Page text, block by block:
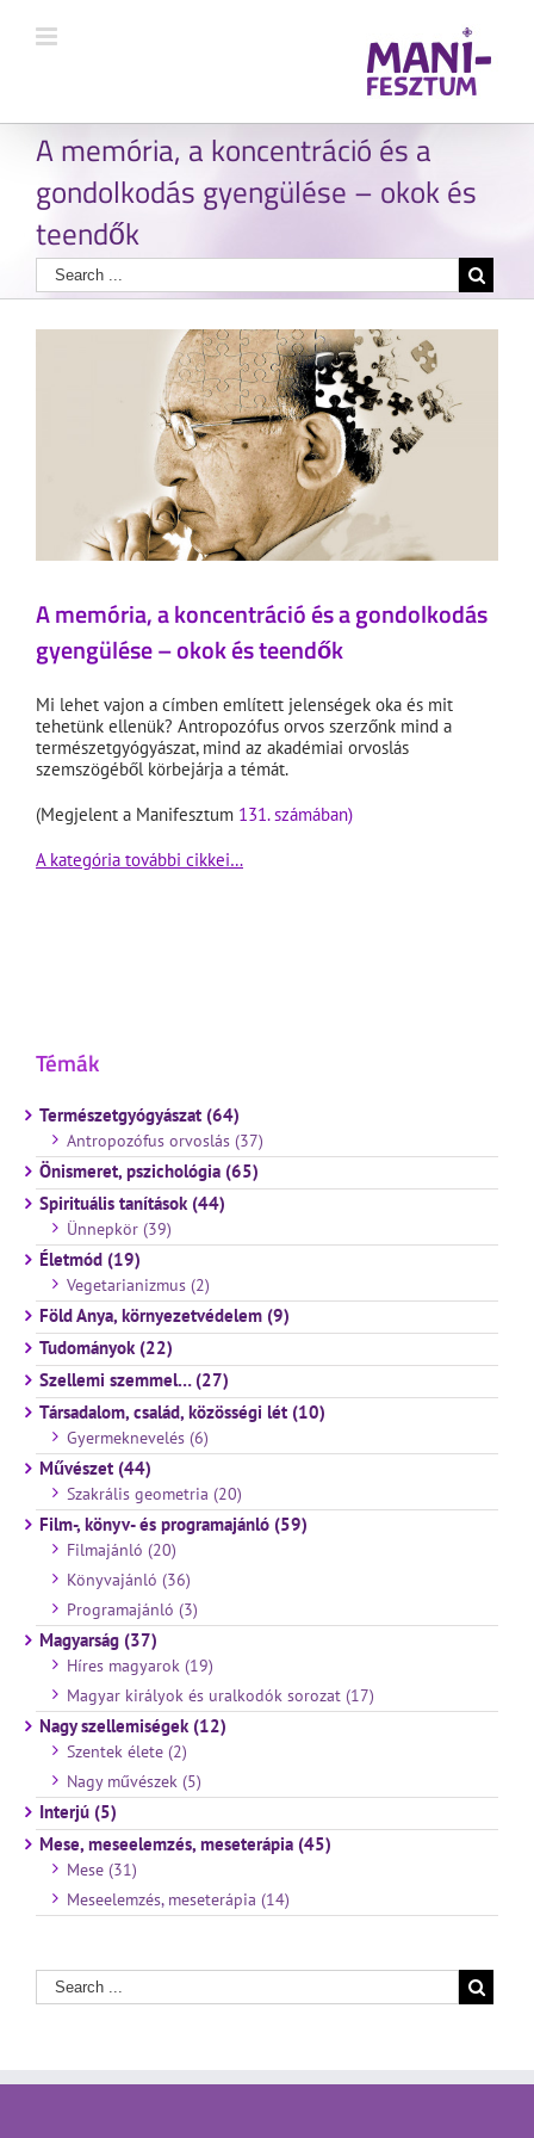
A memória, a koncentráció és a
gondolkodás gyengülése – okok és
teendők
A memória, a koncentráció és a gondolkodás
gyengülése – okok és teendők
Mi lehet vajon a címben említett jelenségek oka és mit
tehetünk ellenük? Antropozófus orvos szerzőnk mind a
természetgyógyászat, mind az akadémiai orvoslás
szemszögéből körbejárja a témát.
(Megjelent a Manifesztum 131. számában)
A kategória további cikkei…
Témák
Természetgyógyászat (64)
Antropozófus orvoslás (37)
Önismeret, pszichológia (65)
Spirituális tanítások (44)
Ünnepkör (39)
Életmód (19)
Vegetarianizmus (2)
Föld Anya, környezetvédelem (9)
Tudományok (22)
Szellemi szemmel… (27)
Társadalom, család, közösségi lét (10)
Gyermeknevelés (6)
Művészet (44)
Szakrális geometria (20)
Film-, könyv- és programajánló (59)
Filmajánló (20)
Könyvajánló (36)
Programajánló (3)
Magyarság (37)
Híres magyarok (19)
Magyar királyok és uralkodók sorozat (17)
Nagy szellemiségek (12)
Szentek élete (2)
Nagy művészek (5)
Interjú (5)
Mese, meseelemzés, meseterápia (45)
Mese (31)
Meseelemzés, meseterápia (14)